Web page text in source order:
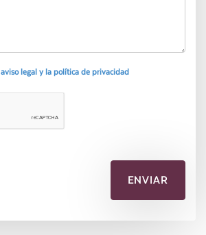
aviso legal y la política de privacidad